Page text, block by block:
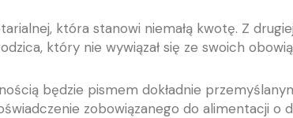
która stanowi niemałą kwotę. Z
który nie wywiązał się ze swoich
będzie pismem dokładnie
zobowiązanego do alimentacji o